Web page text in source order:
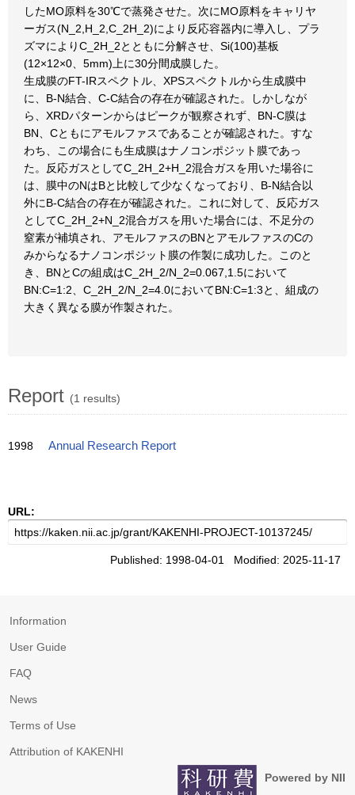
したMO原料を30℃で蒸発させた。次にMO原料をキャリヤ
ーガス(N_2,H_2,C_2H_2)により反応容器内に導入し、プラ
ズマによりC_2H_2とともに分解させ、Si(100)基板
(12×12×0、5mm)上に30分間成膜した。
生成膜のFT-IRスペクトル、XPSスペクトルから生成膜中
に、B-N結合、C-C結合の存在が確認された。しかしなが
ら、XRDパターンからはピークが観察されず、BN-C膜は
BN、Cともにアモルファスであることが確認された。すな
わち、この場合にも生成膜はナノコンポジット膜であっ
た。反応ガスとしてC_2H_2+H_2混合ガスを用いた場谷に
は、膜中のNはBと比較して少なくなっており、B-N結合以
外にB-C結合の存在が確認された。これに対して、反応ガス
としてC_2H_2+N_2混合ガスを用いた場合には、不足分の
窒素が補填され、アモルファスのBNとアモルファスのCの
みからなるナノコンポジット膜の作製に成功した。このと
き、BNとCの組成はC_2H_2/N_2=0.067,1.5において
BN:C=1:2、C_2H_2/N_2=4.0においてBN:C=1:3と、組成の
大きく異なる膜が作製された。
Report (1 results)
1998 Annual Research Report
URL:
Published: 1998-04-01 Modified: 2025-11-17
Information
User Guide
FAQ
News
Terms of Use
Attribution of KAKENHI
Powered by NII